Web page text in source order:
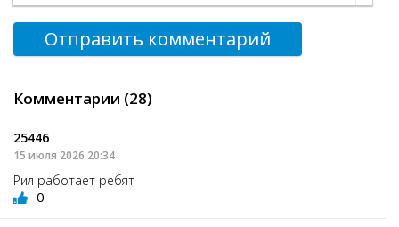
Отправить комментарий
Комментарии (28)
25446
15 июля 2026 20:34
Рил работает ребят
0